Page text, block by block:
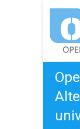
content